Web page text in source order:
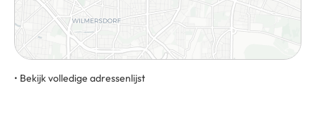
• Bekijk volledige adressenlijst